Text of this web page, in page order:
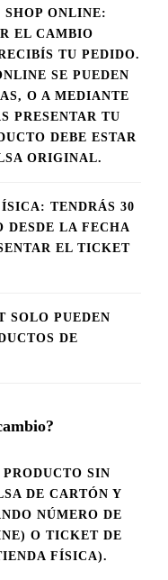
ONLINE:
EL CAMBIO
TU PEDIDO.
SE PUEDEN
O A MEDIANTE
PRESENTAR TU
DEBE ESTAR
ORIGINAL.
TENDRÁS 30
DESDE LA FECHA
EL TICKET
SOLO PUEDEN
DE
SIN
DE CARTÓN Y
NÚMERO DE
O TICKET DE
FÍSICA).